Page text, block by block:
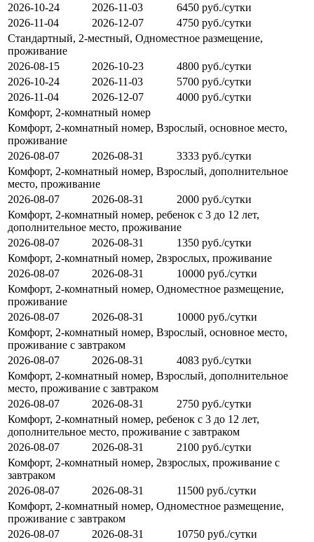
2026-10-24
2026-11-03
6450 руб./сутки
2026-11-04
2026-12-07
4750 руб./сутки
Стандартный, 2-местный, Одноместное размещение,
проживание
2026-08-15
2026-10-23
4800 руб./сутки
2026-10-24
2026-11-03
5700 руб./сутки
2026-11-04
2026-12-07
4000 руб./сутки
Комфорт, 2-комнатный номер
Комфорт, 2-комнатный номер, Взрослый, основное место,
проживание
2026-08-07
2026-08-31
3333 руб./сутки
Комфорт, 2-комнатный номер, Взрослый, дополнительное
место, проживание
2026-08-07
2026-08-31
2000 руб./сутки
Комфорт, 2-комнатный номер, ребенок с 3 до 12 лет,
дополнительное место, проживание
2026-08-07
2026-08-31
1350 руб./сутки
Комфорт, 2-комнатный номер, 2взрослых, проживание
2026-08-07
2026-08-31
10000 руб./сутки
Комфорт, 2-комнатный номер, Одноместное размещение,
проживание
2026-08-07
2026-08-31
10000 руб./сутки
Комфорт, 2-комнатный номер, Взрослый, основное место,
проживание с завтраком
2026-08-07
2026-08-31
4083 руб./сутки
Комфорт, 2-комнатный номер, Взрослый, дополнительное
место, проживание с завтраком
2026-08-07
2026-08-31
2750 руб./сутки
Комфорт, 2-комнатный номер, ребенок с 3 до 12 лет,
дополнительное место, проживание с завтраком
2026-08-07
2026-08-31
2100 руб./сутки
Комфорт, 2-комнатный номер, 2взрослых, проживание с
завтраком
2026-08-07
2026-08-31
11500 руб./сутки
Комфорт, 2-комнатный номер, Одноместное размещение,
проживание с завтраком
2026-08-07
2026-08-31
10750 руб./сутки